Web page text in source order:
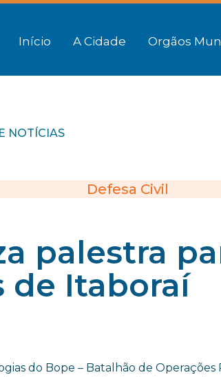
Início A Cidade Orgãos
NOTÍCIAS
Defesa Civil
palestra
de Itaboraí
do Bope – Batalhão de Operações